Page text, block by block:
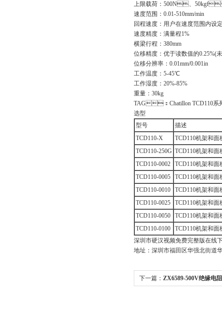
上限载荷：500N、
速度范围：0.01-510mm/min
回程速度：用户在速度范围内设
速度精度：满量程1%
横梁行程：380mm
位移精度：优于读数值的0.25%(
位移分辨率：0.01mm/0.001in
工作温度：5-45℃
工作湿度：20%-85%
重量：30kg
TAG：Chatillon TCD110系
选型
型号
描述
TCD110-X
TCD110机架和面
TCD110-250G TCD110机架和面
TCD110-0002
TCD110机架和面
TCD110-0005
TCD110机架和面
TCD110-0010
TCD110机架和面板
TCD110-0025
TCD110机架和面
TCD110-0050
TCD110机架和面
TCD110-0100
TCD110机架和面
深圳市硬汉视频免费完整版在线
地址：深圳市福田区华强北街道
下一篇： ZX6589-500V绝缘电